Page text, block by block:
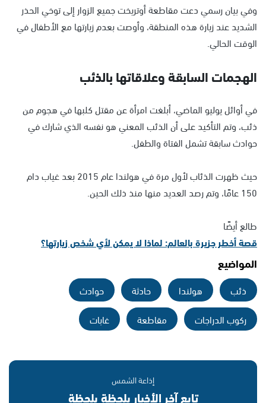
وفي بيان رسمي دعت مقاطعة أوتريخت جميع الزوار إلى توخي الحذر
الشديد عند زيارة هذه المنطقة، وأوصت بعدم زيارتها مع الأطفال في
الوقت الحالي.
الهجمات السابقة وعلاقاتها بالذئب
في أوائل يوليو الماضي، أبلغت امرأة عن مقتل كلبها في هجوم من
ذئب، وتم التأكيد على أن الذئب المعني هو نفسه الذي شارك في
حوادث سابقة تشمل الفتاة والطفل.
حيث ظهرت الذئاب لأول مرة في هولندا عام 2015 بعد غياب دام
150 عامًا، وتم رصد العديد منها منذ ذلك الحين.
طالع أيضًا
قصة أخطر جزيرة بالعالم: لماذا لا يمكن لأي شخص زيارتها؟
المواضيع
ذئب هولندا حادثة
حوادث
ركوب الدراجات
مقاطعة غابات
إذاعة الشمس
تابع آخر الأخبار بلحظة بلحظة